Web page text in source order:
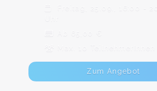
Freitag, 25.09., 16:00 -
Ab 65,00 €
Max. 10 TeilnehmerInnen
Zum Angebot